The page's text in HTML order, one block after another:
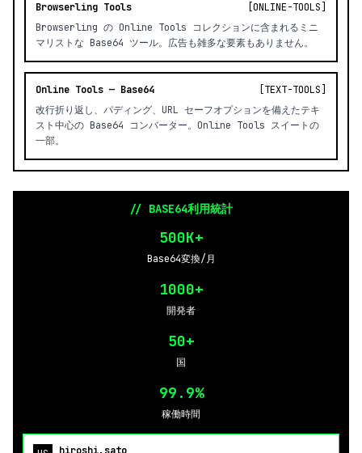
Browserling Tools
[ONLINE-TOOLS]
Browserling の Online Tools コレクションに含まれるミニ
マリストな Base64 ツール。広告も雑多な要素もありません。
Online Tools — Base64
[TEXT-TOOLS]
改行折り返し、パディング、URL セーフオプションを備えたテキ
スト中心の Base64 コンバーター。Online Tools スイートの
一部。
// BASE64利用統計
500K+
Base64変換/月
1000+
開発者
50+
国
99.9%
稼働時間